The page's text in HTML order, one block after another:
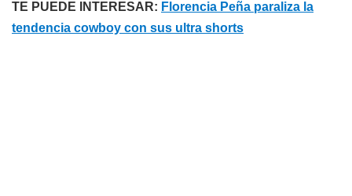
TE PUEDE INTERESAR: Florencia Peña paraliza la
tendencia cowboy con sus ultra shorts